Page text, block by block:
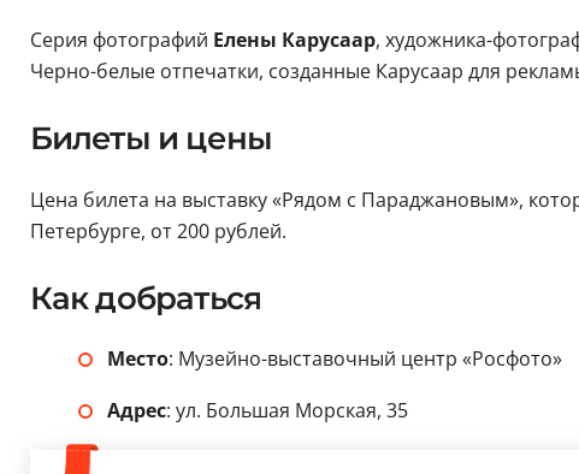
Серия фотографий Елены Карусаар, художника-
Черно-белые отпечатки, созданные Карусаар для
Билеты и цены
Цена билета на выставку «Рядом с Параджановым»,
Петербурге, от 200 рублей.
Как добраться
Место: Музейно-выставочный центр «Росфото»
Адрес: ул. Большая Морская, 35